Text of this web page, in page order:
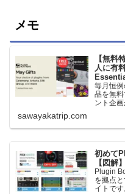
メモ
【無料
人に有
毎月恒
品を無
ント企
ます。
sawayakatrip.com
初めて
【図解】
Plugin
を拠点
イトで